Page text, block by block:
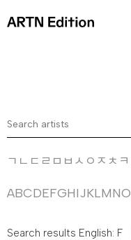
ㄱ ㄴ ㄷ ㄹ ㅁ ㅂ ㅅ ㅇ ㅈ ㅊ ㅋ
ABCDEFGHIJKLMNO
Search results English: F